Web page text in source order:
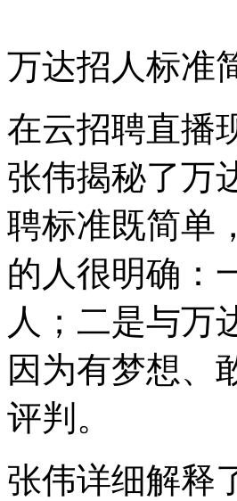
万达招人标准
在云招聘直播
张伟揭秘了万
聘标准既简单
的人很明确：
人；二是与万
因为有梦想、
评判。
张伟详细解释